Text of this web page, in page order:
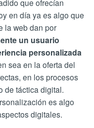
que ofrecían
en día ya es algo que
la web dan por
un usuario
personalizada
sea en la oferta del
en los procesos
de táctica digital.
es algo
digitales.